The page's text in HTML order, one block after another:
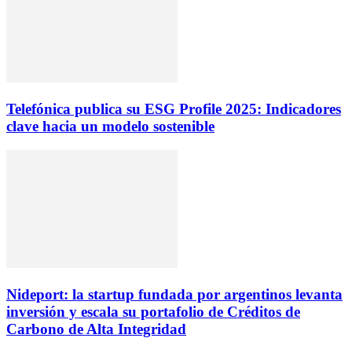
Telefónica publica su ESG Profile 2025: Indicadores
clave hacia un modelo sostenible
Nideport: la startup fundada por argentinos levanta
inversión y escala su portafolio de Créditos de
Carbono de Alta Integridad